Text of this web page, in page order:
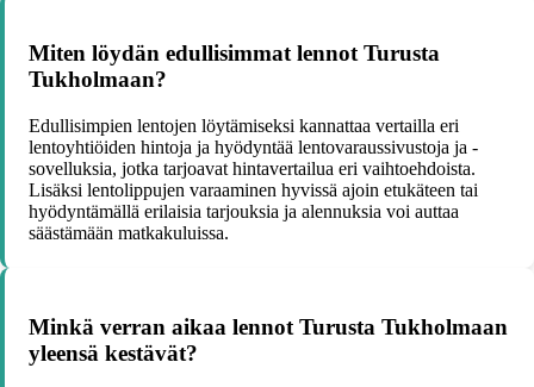
Miten löydän edullisimmat lennot Turusta
Tukholmaan?
Edullisimpien lentojen löytämiseksi kannattaa vertailla eri
lentoyhtiöiden hintoja ja hyödyntää lentovaraussivustoja ja -
sovelluksia, jotka tarjoavat hintavertailua eri vaihtoehdoista.
Lisäksi lentolippujen varaaminen hyvissä ajoin etukäteen tai
hyödyntämällä erilaisia tarjouksia ja alennuksia voi auttaa
säästämään matkakuluissa.
Minkä verran aikaa lennot Turusta Tukholmaan
yleensä kestävät?